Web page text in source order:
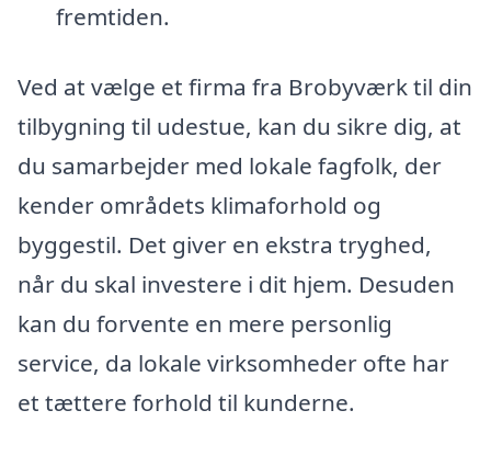
fremtiden.
Ved at vælge et firma fra Brobyværk til din
tilbygning til udestue, kan du sikre dig, at
du samarbejder med lokale fagfolk, der
kender områdets klimaforhold og
byggestil. Det giver en ekstra tryghed,
når du skal investere i dit hjem. Desuden
kan du forvente en mere personlig
service, da lokale virksomheder ofte har
et tættere forhold til kunderne.